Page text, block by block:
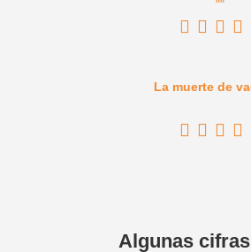
Algunas cifras